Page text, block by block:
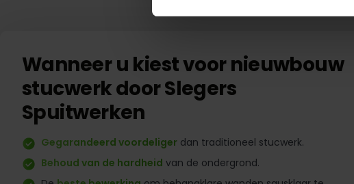
Wanneer u kiest voor nieuwbouw
stucwerk door Slegers
Spuitwerken
Gegarandeerd voordeliger dan traditioneel stucwerk.
Behoud van de hardheid van de ondergrond.